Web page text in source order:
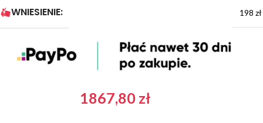
WNIESIENIE: 198 zł
1867,80 zł